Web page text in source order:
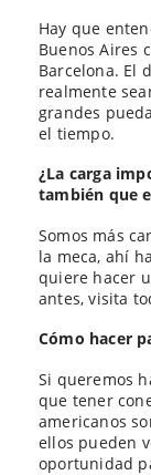
Hay que
Buenos Aires
Barcelona. El
realmente
grandes
el tiempo.
¿La carga
también que
Somos más
la meca, ahí
quiere hacer
antes, visita
Cómo hacer
Si queremos
que tener
americanos
ellos pueden
oportunidad